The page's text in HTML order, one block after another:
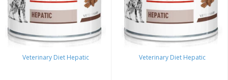
Veterinary Diet Hepatic Veterinary Diet Hepatic